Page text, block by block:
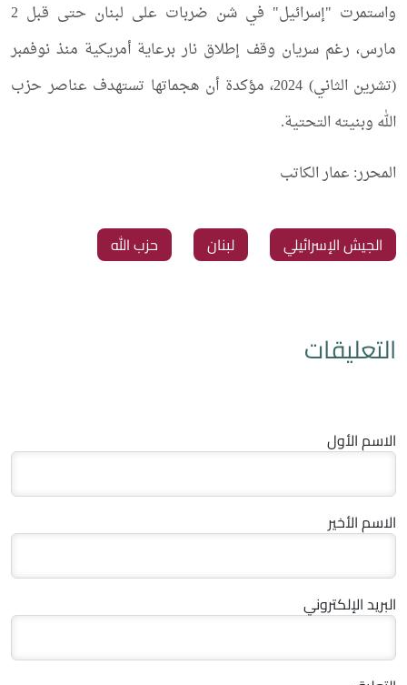
واستمرت "إسرائيل" في شن ضربات على لبنان حتى قبل 2
مارس، رغم سريان وقف إطلاق نار برعاية أمريكية منذ نوفمبر
(تشرين الثاني) 2024، مؤكدة أن هجماتها تستهدف عناصر حزب
الله وبنيته التحتية.
المحرر: عمار الكاتب
الجيش الإسرائيلي لبنان حزب الله
التعليقات
الاسم الأول
الاسم الأخير
البريد الإلكتروني